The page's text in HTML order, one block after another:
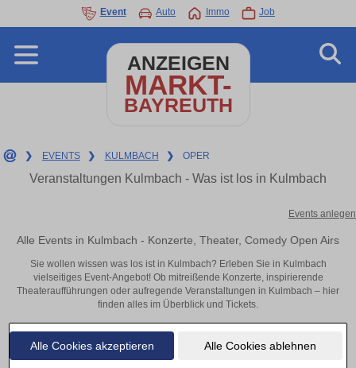
Alle Cookies akzeptieren Alle Cookies ablehnen
Event Auto Immo Job
ANZEIGEN
MARKT-
BAYREUTH
❯ EVENTS ❯ KULMBACH ❯ OPER
Veranstaltungen Kulmbach - Was ist los in Kulmbach
Events anlegen
Alle Events in Kulmbach - Konzerte, Theater, Comedy Open Airs
Sie wollen wissen was los ist in Kulmbach? Erleben Sie in Kulmbach
vielseitiges Event-Angebot! Ob mitreißende Konzerte, inspirierende
Theateraufführungen oder aufregende Veranstaltungen in Kulmbach – hier
finden alles im Überblick und Tickets.